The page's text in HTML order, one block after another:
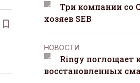
Три компании со
хозяев SEB
НОВОСТИ
Ringy поглощает
восстановленных